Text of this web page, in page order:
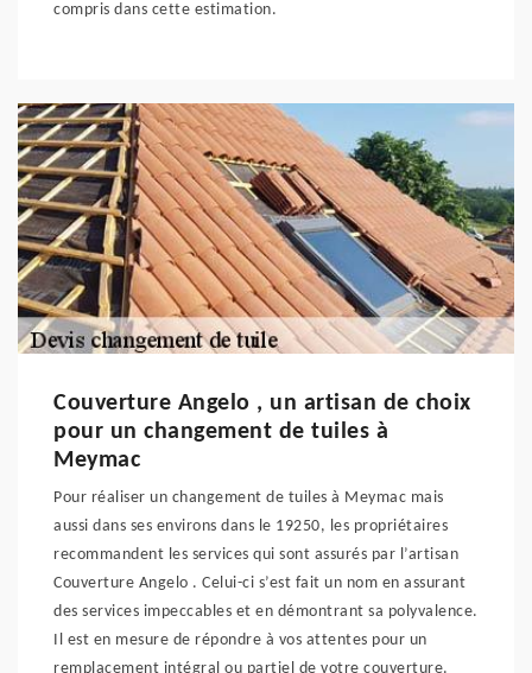
compris dans cette estimation.
Couverture Angelo , un artisan de choix
pour un changement de tuiles à
Meymac
Pour réaliser un changement de tuiles à Meymac mais
aussi dans ses environs dans le 19250, les propriétaires
recommandent les services qui sont assurés par l’artisan
Couverture Angelo . Celui-ci s’est fait un nom en assurant
des services impeccables et en démontrant sa polyvalence.
Il est en mesure de répondre à vos attentes pour un
remplacement intégral ou partiel de votre couverture.